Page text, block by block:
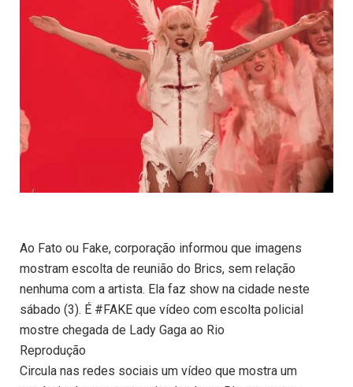
Ao Fato ou Fake, corporação informou que imagens
mostram escolta de reunião do Brics, sem relação
nenhuma com a artista. Ela faz show na cidade neste
sábado (3). É #FAKE que vídeo com escolta policial
mostre chegada de Lady Gaga ao Rio
Reprodução
Circula nas redes sociais um vídeo que mostra um